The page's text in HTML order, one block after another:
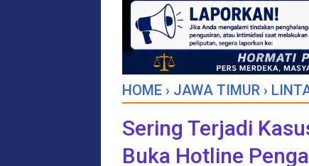
HOME › JAWA TIMUR ›
Sering Terjadi
Buka Hotline